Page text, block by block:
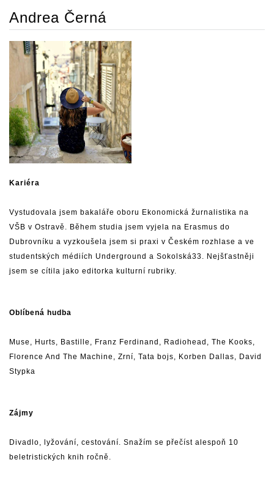
Andrea Černá
Kariéra
Vystudovala jsem bakaláře oboru Ekonomická žurnalistika na
VŠB v Ostravě. Během studia jsem vyjela na Erasmus do
Dubrovníku a vyzkoušela jsem si praxi v Českém rozhlase a ve
studentských médiích Underground a Sokolská33. Nejšťastněji
jsem se cítila jako editorka kulturní rubriky.
Oblíbená hudba
Muse , Hurts, Bastille , Franz Ferdinand , Radiohead , The Kooks,
Florence And The Machine , Zrní, Tata bojs, Korben Dallas, David
Stypka
Zájmy
Divadlo, lyžování, cestování. Snažím se přečíst alespoň 10
beletristických knih ročně.